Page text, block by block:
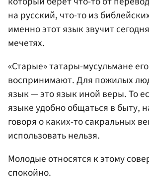
на русский, что-то из
именно этот язык звучит
мечетях.
«Старые» татары-мусульмане
воспринимают. Для пожилых
язык — это язык иной веры. То
языке удобно общаться в быту,
говоря о каких-то сакральных
использовать нельзя.
Молодые относятся к этому
спокойно.